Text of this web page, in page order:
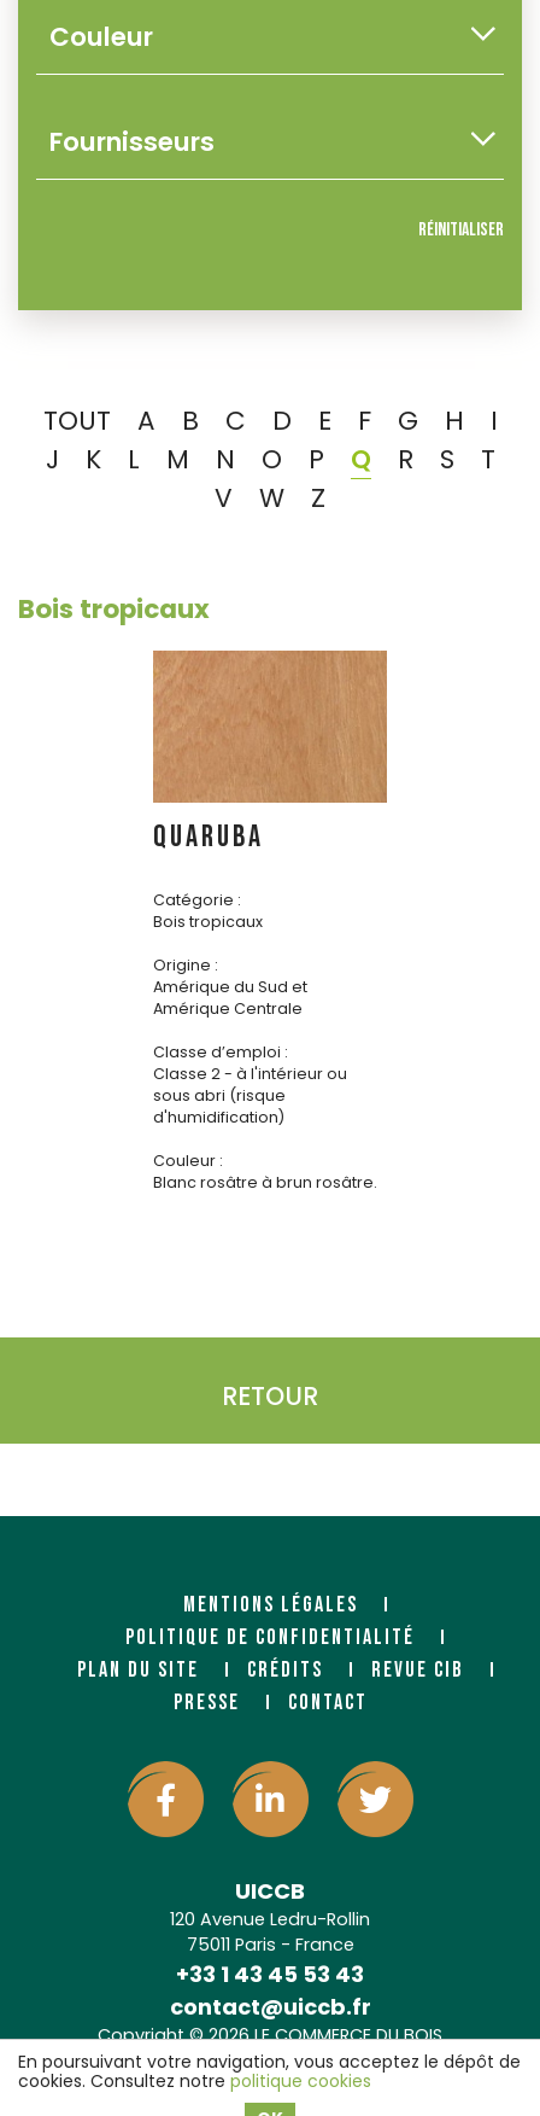
Réinitialiser
TOUT A B C D E F G H
I
J
K L M N O P Q R S
T
V
W Z
Bois tropicaux
QUARUBA
Catégorie :
Bois tropicaux
Origine :
Amérique du Sud et
Amérique Centrale
Classe d’emploi :
Classe 2 - à l'intérieur ou
sous abri (risque
d'humidification)
Couleur :
Blanc rosâtre à brun rosâtre.
RETOUR
MENTIONS LÉGALES
POLITIQUE DE CONFIDENTIALITÉ
PLAN DU SITE
CRÉDITS
REVUE CIB
PRESSE
CONTACT
UICCB
120 Avenue Ledru-Rollin
75011 Paris - France
+33 1 43 45 53 43
contact@uiccb.fr
Copyright © 2026 LE COMMERCE DU BOIS
Agence web Paris: 6LAB
En poursuivant votre navigation, vous acceptez le dépôt de
cookies. Consultez notre politique cookies